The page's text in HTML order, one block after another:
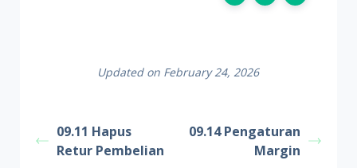
Updated on February 24, 2026
09.11 Hapus
Retur Pembelian
09.14 Pengaturan
Margin